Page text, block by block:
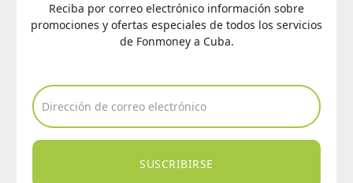
Reciba por correo electrónico información sobre
promociones y ofertas especiales de todos los servicios
de Fonmoney a Cuba.
SUSCRIBIRSE